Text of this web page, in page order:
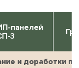
панелей
3
и доработки